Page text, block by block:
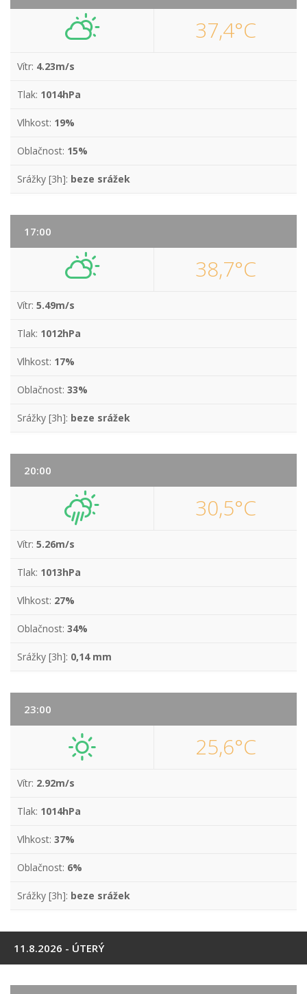
37,4°C
Vítr: 4.23m/s
Tlak: 1014hPa
Vlhkost: 19%
Oblačnost: 15%
Srážky [3h]: beze srážek
17:00
38,7°C
Vítr: 5.49m/s
Tlak: 1012hPa
Vlhkost: 17%
Oblačnost: 33%
Srážky [3h]: beze srážek
20:00
30,5°C
Vítr: 5.26m/s
Tlak: 1013hPa
Vlhkost: 27%
Oblačnost: 34%
Srážky [3h]: 0,14 mm
23:00
25,6°C
Vítr: 2.92m/s
Tlak: 1014hPa
Vlhkost: 37%
Oblačnost: 6%
Srážky [3h]: beze srážek
11.8.2026 - ÚTERÝ